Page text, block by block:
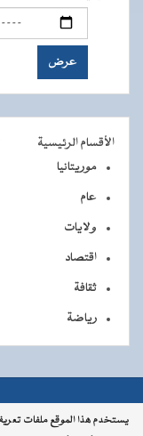
الأقسام الرئيسية
موريتانيا
عام
ولايات
اقتصاد
ثقافة
رياضة
جميــــعيستخدم هذا الموقع ملفات